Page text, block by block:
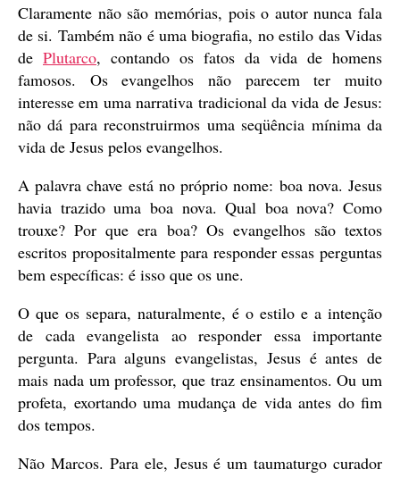
Claramente não são memórias, pois o autor nunca fala
de si. Também não é uma biografia, no estilo das Vidas
de Plutarco, contando os fatos da vida de homens
famosos. Os evangelhos não parecem ter muito
interesse em uma narrativa tradicional da vida de Jesus:
não dá para reconstruirmos uma seqüência mínima da
vida de Jesus pelos evangelhos.
A palavra chave está no próprio nome: boa nova. Jesus
havia trazido uma boa nova. Qual boa nova? Como
trouxe? Por que era boa? Os evangelhos são textos
escritos propositalmente para responder essas perguntas
bem específicas: é isso que os une.
O que os separa, naturalmente, é o estilo e a intenção
de cada evangelista ao responder essa importante
pergunta. Para alguns evangelistas, Jesus é antes de
mais nada um professor, que traz ensinamentos. Ou um
profeta, exortando uma mudança de vida antes do fim
dos tempos.
Não Marcos. Para ele, Jesus é um taumaturgo curador